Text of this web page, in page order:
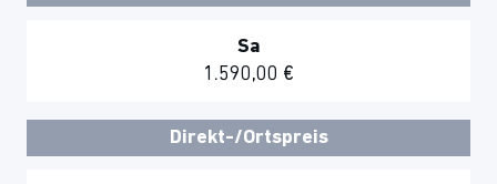
Sa
1.590,00 €
Direkt-/Ortspreis